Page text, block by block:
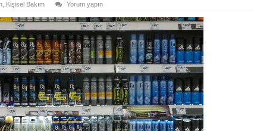
Kişisel Bakım Yorum yapın